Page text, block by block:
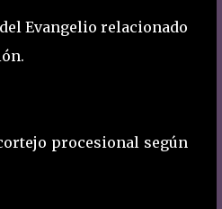
Evangelio relacionado
procesional según